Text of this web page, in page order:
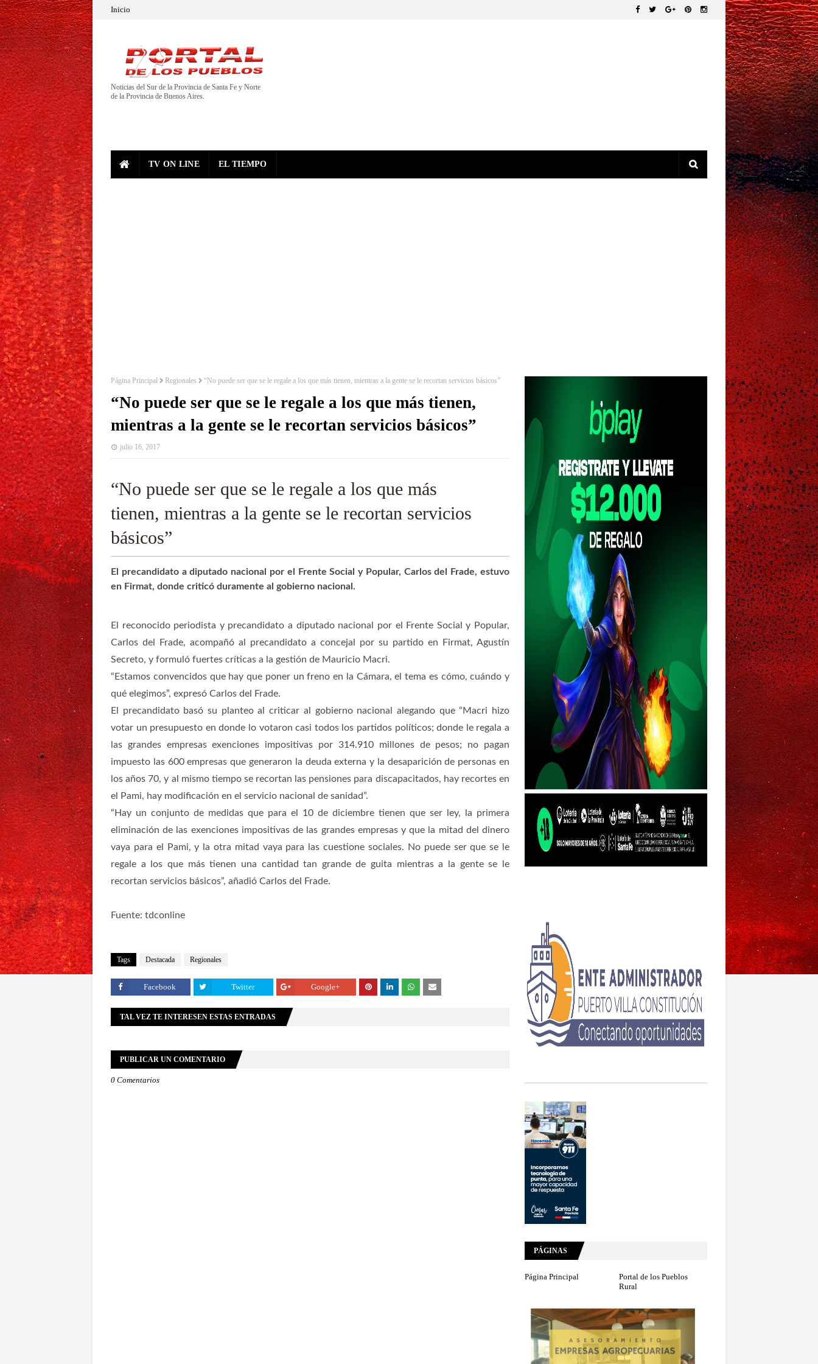
Inicio
Noticias del Sur de la Provincia de Santa Fe y Norte
de la Provincia de Buenos Aires.
TV ON LINE EL TIEMPO
Página Principal Regionales “No puede ser que se le regale a los que más tienen, mientras a la gente se le recortan servicios básicos”
“No puede ser que se le regale a los que más tienen,
mientras a la gente se le recortan servicios básicos”
julio 16, 2017
“No puede ser que se le regale a los que más
tienen, mientras a la gente se le recortan servicios
básicos”
El precandidato a diputado nacional por el Frente Social y Popular, Carlos del Frade, estuvo
en Firmat, donde criticó duramente al gobierno nacional.
El reconocido periodista y precandidato a diputado nacional por el Frente Social y Popular,
Carlos del Frade, acompañó al precandidato a concejal por su partido en Firmat, Agustín
Secreto, y formuló fuertes críticas a la gestión de Mauricio Macri.
“Estamos convencidos que hay que poner un freno en la Cámara, el tema es cómo, cuándo y
qué elegimos”, expresó Carlos del Frade.
El precandidato basó su planteo al criticar al gobierno nacional alegando que “Macri hizo
votar un presupuesto en donde lo votaron casi todos los partidos políticos; donde le regala a
las grandes empresas exenciones impositivas por 314.910 millones de pesos; no pagan
impuesto las 600 empresas que generaron la deuda externa y la desaparición de personas en
los años 70, y al mismo tiempo se recortan las pensiones para discapacitados, hay recortes en
el Pami, hay modificación en el servicio nacional de sanidad”.
“Hay un conjunto de medidas que para el 10 de diciembre tienen que ser ley, la primera
eliminación de las exenciones impositivas de las grandes empresas y que la mitad del dinero
vaya para el Pami, y la otra mitad vaya para las cuestione sociales. No puede ser que se le
regale a los que más tienen una cantidad tan grande de guita mientras a la gente se le
recortan servicios básicos”, añadió Carlos del Frade.
Fuente: tdconline
Tags Destacada Regionales
Facebook Twitter Google+
TAL VEZ TE INTERESEN ESTAS ENTRADAS
PUBLICAR UN COMENTARIO
0 Comentarios
PÁGINAS
Página Principal
Portal de los Pueblos
Rural